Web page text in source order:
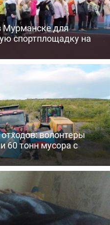
Мурманске для
спортплощадку на
волонтеры
60 тонн мусора с